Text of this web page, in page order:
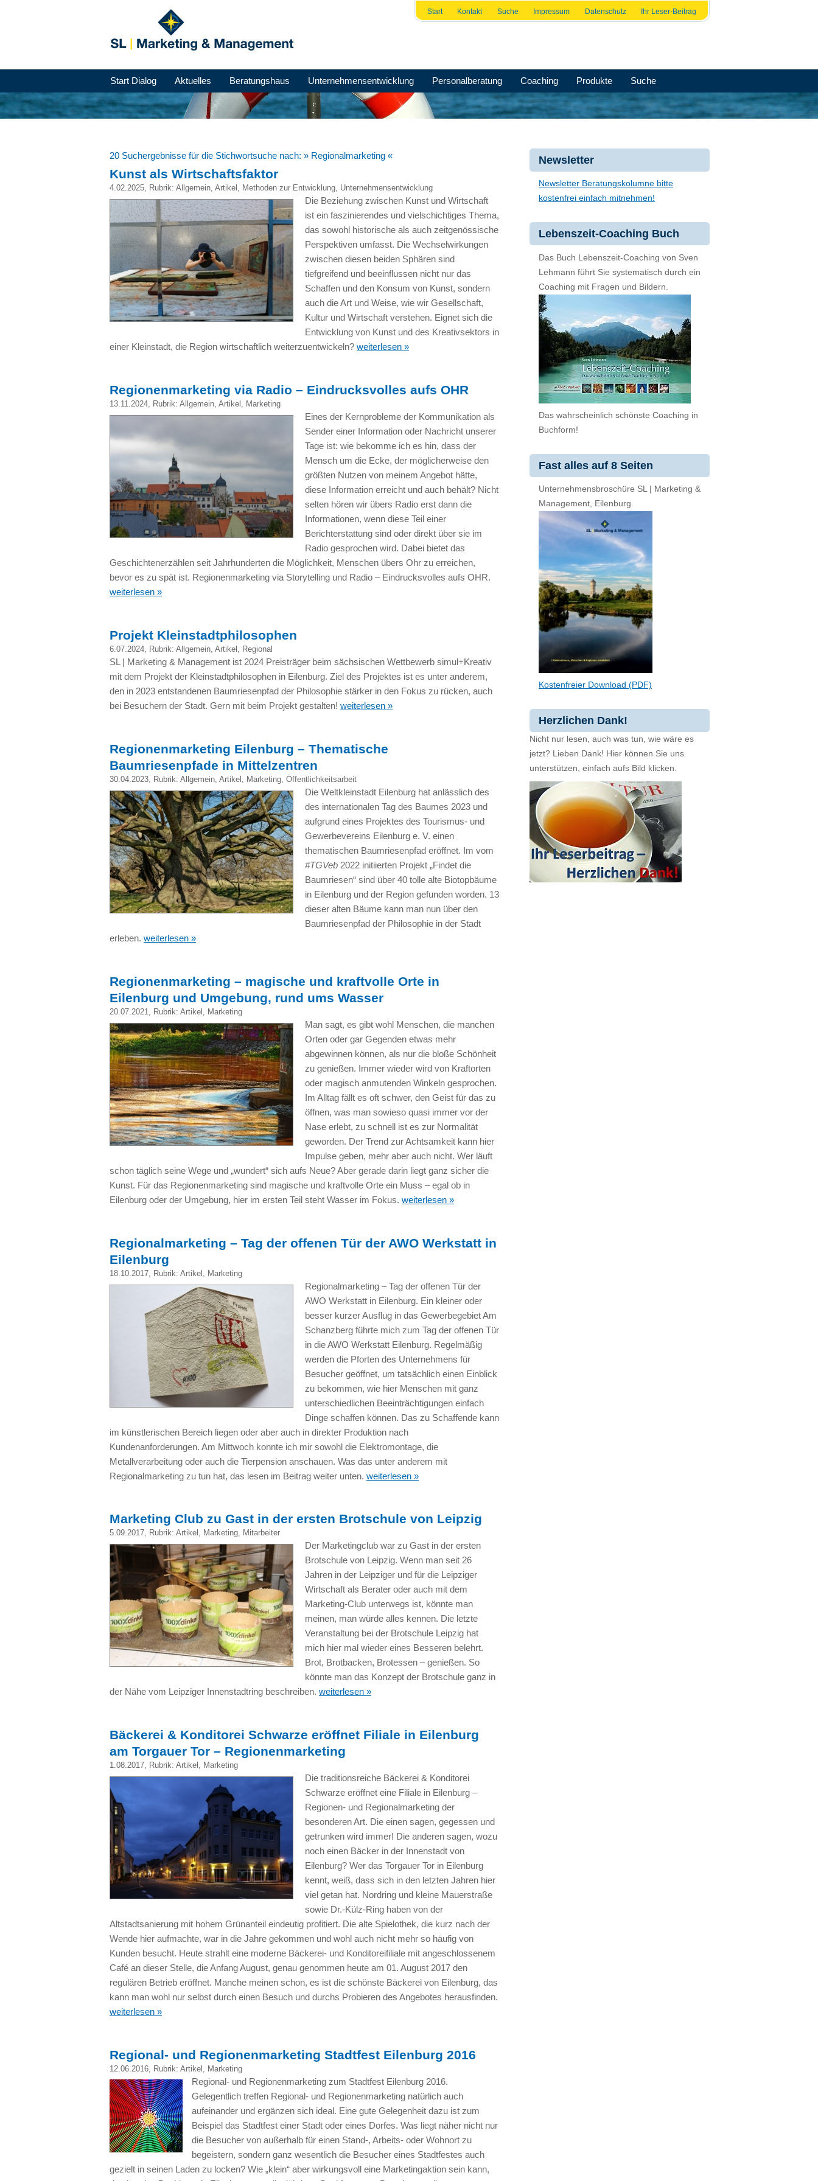
Start Kontakt Suche Impressum Datenschutz Ihr Leser-Beitrag
Start Dialog Aktuelles Beratungshaus Unternehmensentwicklung Personalberatung Coaching Produkte Suche
20 Suchergebnisse für die Stichwortsuche nach: » Regionalmarketing «
Kunst als Wirtschaftsfaktor
4.02.2025, Rubrik: Allgemein, Artikel , Methoden zur Entwicklung, Unternehmensentwicklung
Die Beziehung zwischen Kunst und Wirtschaft
ist ein faszinierendes und vielschichtiges Thema,
das sowohl historische als auch zeitgenössische
Perspektiven umfasst. Die Wechselwirkungen
zwischen diesen beiden Sphären sind
tiefgreifend und beeinflussen nicht nur das
Schaffen und den Konsum von Kunst, sondern
auch die Art und Weise, wie wir Gesellschaft,
Kultur und Wirtschaft verstehen. Eignet sich die
Entwicklung von Kunst und des Kreativsektors in
einer Kleinstadt, die Region wirtschaftlich weiterzuentwickeln? weiterlesen »
Regionenmarketing via Radio – Eindrucksvolles aufs OHR
13.11.2024, Rubrik: Allgemein, Artikel , Marketing
Eines der Kernprobleme der Kommunikation als
Sender einer Information oder Nachricht unserer
Tage ist: wie bekomme ich es hin, dass der
Mensch um die Ecke, der möglicherweise den
größten Nutzen von meinem Angebot hätte,
diese Information erreicht und auch behält? Nicht
selten hören wir übers Radio erst dann die
Informationen, wenn diese Teil einer
Berichterstattung sind oder direkt über sie im
Radio gesprochen wird. Dabei bietet das
Geschichtenerzählen seit Jahrhunderten die Möglichkeit, Menschen übers Ohr zu erreichen,
bevor es zu spät ist. Regionenmarketing via Storytelling und Radio – Eindrucksvolles aufs OHR.
weiterlesen »
Projekt Kleinstadtphilosophen
6.07.2024, Rubrik: Allgemein, Artikel , Regional
SL | Marketing & Management ist 2024 Preisträger beim sächsischen Wettbewerb simul+Kreativ
mit dem Projekt der Kleinstadtphilosophen in Eilenburg. Ziel des Projektes ist es unter anderem,
den in 2023 entstandenen Baumriesenpfad der Philosophie stärker in den Fokus zu rücken, auch
bei Besuchern der Stadt. Gern mit beim Projekt gestalten! weiterlesen »
Regionenmarketing Eilenburg – Thematische
Baumriesenpfade in Mittelzentren
30.04.2023 , Rubrik: Allgemein Artikel Marketing Öffentlichkeitsarbeit
Die Weltkleinstadt Eilenburg hat anlässlich des
des internationalen Tag des Baumes 2023 und
aufgrund eines Projektes des Tourismus- und
Gewerbevereins Eilenburg e. V. einen
thematischen Baumriesenpfad eröffnet. Im vom
#TGVeb 2022 initiierten Projekt „Findet die
Baumriesen“ sind über 40 tolle alte Biotopbäume
in Eilenburg und der Region gefunden worden. 13
dieser alten Bäume kann man nun über den
Baumriesenpfad der Philosophie in der Stadt
erleben. weiterlesen »
Regionenmarketing – magische und kraftvolle Orte in
Eilenburg und Umgebung, rund ums Wasser
20.07.2021 , Rubrik: Artikel Marketing
Man sagt, es gibt wohl Menschen, die manchen
Orten oder gar Gegenden etwas mehr
abgewinnen können, als nur die bloße Schönheit
zu genießen. Immer wieder wird von Kraftorten
oder magisch anmutenden Winkeln gesprochen.
Im Alltag fällt es oft schwer, den Geist für das zu
öffnen, was man sowieso quasi immer vor der
Nase erlebt, zu schnell ist es zur Normalität
geworden. Der Trend zur Achtsamkeit kann hier
Impulse geben, mehr aber auch nicht. Wer läuft
schon täglich seine Wege und „wundert“ sich aufs Neue? Aber gerade darin liegt ganz sicher die
Kunst. Für das Regionenmarketing sind magische und kraftvolle Orte ein Muss – egal ob in
Eilenburg oder der Umgebung, hier im ersten Teil steht Wasser im Fokus. weiterlesen »
Regionalmarketing – Tag der offenen Tür der AWO Werkstatt in
Eilenburg
18.10.2017 , Rubrik: Artikel Marketing
Regionalmarketing – Tag der offenen Tür der
AWO Werkstatt in Eilenburg. Ein kleiner oder
besser kurzer Ausflug in das Gewerbegebiet Am
Schanzberg führte mich zum Tag der offenen Tür
in die AWO Werkstatt Eilenburg. Regelmäßig
werden die Pforten des Unternehmens für
Besucher geöffnet, um tatsächlich einen Einblick
zu bekommen, wie hier Menschen mit ganz
unterschiedlichen Beeinträchtigungen einfach
Dinge schaffen können. Das zu Schaffende kann
im künstlerischen Bereich liegen oder aber auch in direkter Produktion nach
Kundenanforderungen. Am Mittwoch konnte ich mir sowohl die Elektromontage, die
Metallverarbeitung oder auch die Tierpension anschauen. Was das unter anderem mit
Regionalmarketing zu tun hat, das lesen im Beitrag weiter unten. weiterlesen »
Marketing Club zu Gast in der ersten Brotschule von Leipzig
5.09.2017, Rubrik: Artikel , Marketing, Mitarbeiter
Der Marketingclub war zu Gast in der ersten
Brotschule von Leipzig. Wenn man seit 26
Jahren in der Leipziger und für die Leipziger
Wirtschaft als Berater oder auch mit dem
Marketing-Club unterwegs ist, könnte man
meinen, man würde alles kennen. Die letzte
Veranstaltung bei der Brotschule Leipzig hat
mich hier mal wieder eines Besseren belehrt.
Brot, Brotbacken, Brotessen – genießen. So
könnte man das Konzept der Brotschule ganz in
der Nähe vom Leipziger Innenstadtring beschreiben. weiterlesen »
Bäckerei & Konditorei Schwarze eröffnet Filiale in Eilenburg
am Torgauer Tor – Regionenmarketing
1.08.2017, Rubrik: Artikel , Marketing
Die traditionsreiche Bäckerei & Konditorei
Schwarze eröffnet eine Filiale in Eilenburg –
Regionen- und Regionalmarketing der
besonderen Art. Die einen sagen, gegessen und
getrunken wird immer! Die anderen sagen, wozu
noch einen Bäcker in der Innenstadt von
Eilenburg? Wer das Torgauer Tor in Eilenburg
kennt, weiß, dass sich in den letzten Jahren hier
viel getan hat. Nordring und kleine Mauerstraße
sowie Dr.-Külz-Ring haben von der
Altstadtsanierung mit hohem Grünanteil eindeutig profitiert. Die alte Spielothek, die kurz nach der
Wende hier aufmachte, war in die Jahre gekommen und wohl auch nicht mehr so häufig von
Kunden besucht. Heute strahlt eine moderne Bäckerei- und Konditoreifiliale mit angeschlossenem
Café an dieser Stelle, die Anfang August, genau genommen heute am 01. August 2017 den
regulären Betrieb eröffnet. Manche meinen schon, es ist die schönste Bäckerei von Eilenburg, das
kann man wohl nur selbst durch einen Besuch und durchs Probieren des Angebotes herausfinden.
weiterlesen »
Regional- und Regionenmarketing Stadtfest Eilenburg 2016
12.06.2016, Rubrik: Artikel , Marketing
Regional- und Regionenmarketing zum Stadtfest Eilenburg 2016.
Gelegentlich treffen Regional- und Regionenmarketing natürlich auch
aufeinander und ergänzen sich ideal. Eine gute Gelegenheit dazu ist zum
Beispiel das Stadtfest einer Stadt oder eines Dorfes. Was liegt näher nicht nur
die Besucher von außerhalb für einen Stand-, Arbeits- oder Wohnort zu
begeistern, sondern ganz wesentlich die Besucher eines Stadtfestes auch
gezielt in seinen Laden zu locken? Wie „klein“ aber wirkungsvoll eine Marketingaktion sein kann,
Newsletter
Newsletter Beratungskolumne bitte
kostenfrei einfach mitnehmen!
Lebenszeit-Coaching Buch
Das Buch Lebenszeit-Coaching von Sven
Lehmann führt Sie systematisch durch ein
Coaching mit Fragen und Bildern.
Das wahrscheinlich schönste Coaching in
Buchform!
Fast alles auf 8 Seiten
Unternehmensbroschüre SL | Marketing &
Management, Eilenburg.
Kostenfreier Download (PDF)
Herzlichen Dank!
Nicht nur lesen, auch was tun, wie wäre es
jetzt? Lieben Dank! Hier können Sie uns
unterstützen, einfach aufs Bild klicken.